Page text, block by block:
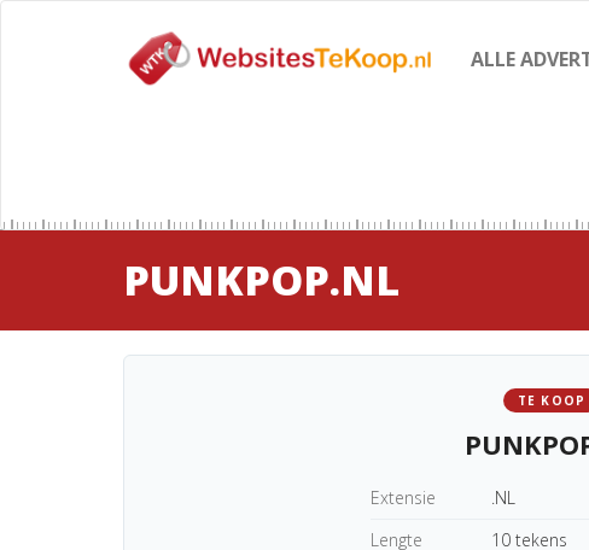
ALLE
PUNKPOP.NL
TE KOOP
Extensie
.NL
Lengte
10 tekens